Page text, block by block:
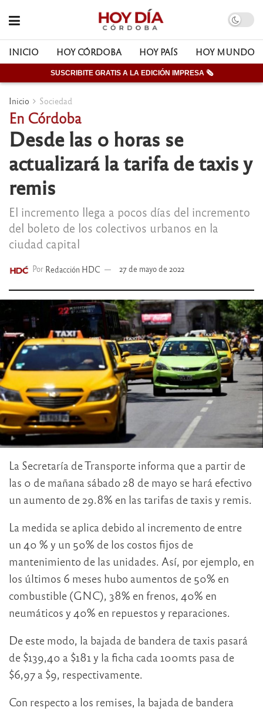
INICIO HOY CÓRDOBA HOY PAÍS HOY MUNDO
SUSCRIBITE GRATIS A LA EDICIÓN IMPRESA 🗞
Inicio Sociedad
En Córdoba
Desde las 0 horas se
actualizará la tarifa de taxis y
remis
El incremento llega a pocos días del incremento
del boleto de los colectivos urbanos en la
ciudad capital
Por Redacción HDC 27 de mayo de 2022
La Secretaría de Transporte informa que a partir de
las 0 de mañana sábado 28 de mayo se hará efectivo
un aumento de 29.8% en las tarifas de taxis y remis.
La medida se aplica debido al incremento de entre
un 40 % y un 50% de los costos fijos de
mantenimiento de las unidades. Así, por ejemplo, en
los últimos 6 meses hubo aumentos de 50% en
combustible (GNC), 38% en frenos, 40% en
neumáticos y 40% en repuestos y reparaciones.
De este modo, la bajada de bandera de taxis pasará
de $139,40 a $181 y la ficha cada 100mts pasa de
$6,97 a $9, respectivamente.
Con respecto a los remises, la bajada de bandera